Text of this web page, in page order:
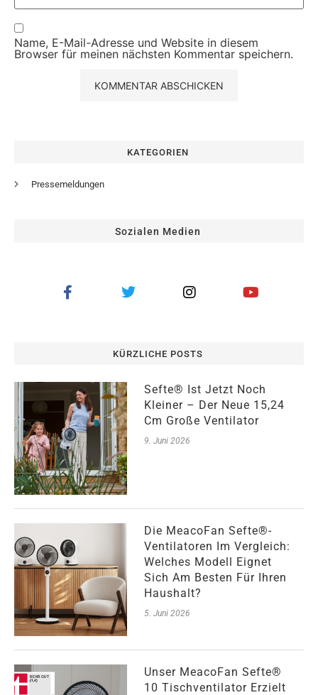
Name, E-Mail-Adresse und Website in diesem
Browser für meinen nächsten Kommentar speichern.
KATEGORIEN
Pressemeldungen
Sozialen Medien
KÜRZLICHE POSTS
Sefte® Ist Jetzt Noch
Kleiner – Der Neue 15,24
Cm Große Ventilator
9. Juni 2026
Die MeacoFan Sefte®-
Ventilatoren Im Vergleich:
Welches Modell Eignet
Sich Am Besten Für Ihren
Haushalt?
5. Juni 2026
Unser MeacoFan Sefte®
10 Tischventilator Erzielt